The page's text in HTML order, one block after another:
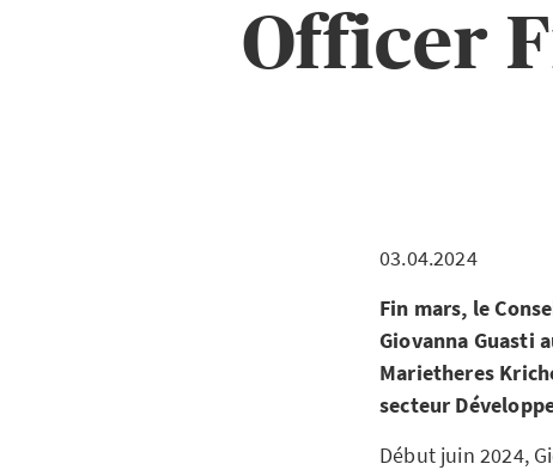
Officer
03.04.2024
Fin mars, le
Giovanna Guasti
Marietheres
secteur
Début juin 2024,